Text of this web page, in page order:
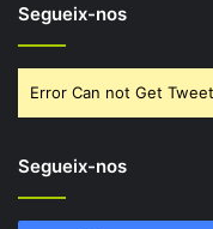
Segueix-nos
Error Can not Get
Segueix-nos